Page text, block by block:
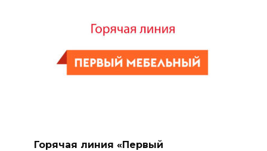
Горячая линия «Первый